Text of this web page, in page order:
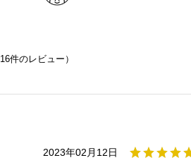
16件のレビュー）
2023年02月12日